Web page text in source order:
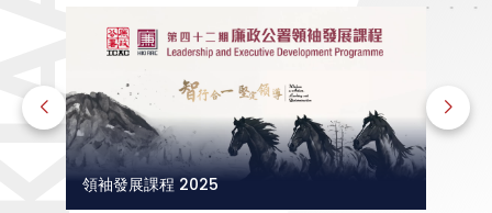
領袖發展課程 2025